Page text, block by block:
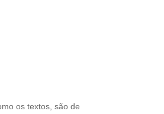
os textos, são de